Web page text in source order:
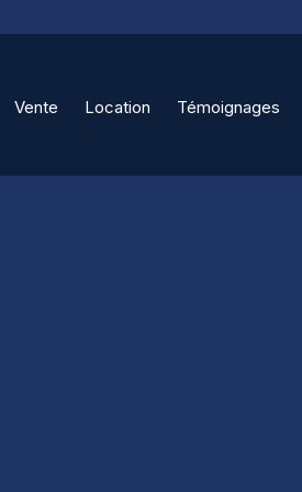
Vente Location Témoignages